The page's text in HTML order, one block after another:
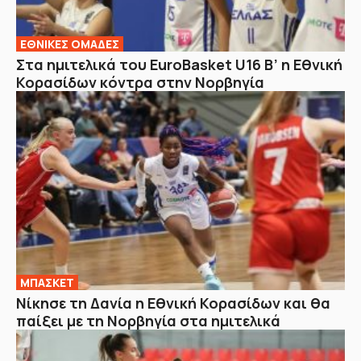
EΘΝΙΚΕΣ OΜΑΔΕΣ
Στα ημιτελικά του EuroBasket U16 Β’ η Εθνική
Κορασίδων κόντρα στην Νορβηγία
ΜΠΑΣΚΕΤ
Νίκησε τη Δανία η Εθνική Κορασίδων και θα
παίξει με τη Νορβηγία στα ημιτελικά